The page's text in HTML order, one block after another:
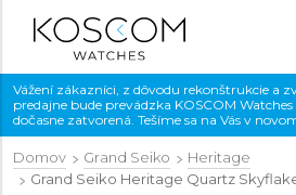
Vážení zákazníci, z dôvodu rekonštrukcie a
predajne bude prevádzka KOSCOM
dočasne zatvorená. Tešíme sa na Vás v
Domov Grand Seiko
Heritage
Grand Seiko Heritage Quartz